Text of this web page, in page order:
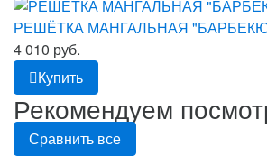
РЕШЁТКА МАНГАЛЬНАЯ
4 010 руб.
Купить
Рекомендуем
Сравнить все